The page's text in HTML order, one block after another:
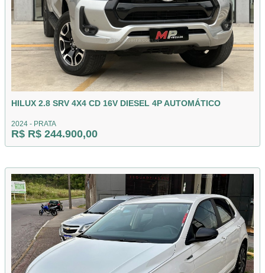
HILUX 2.8 SRV 4X4 CD 16V DIESEL 4P AUTOMÁTICO
2024 - PRATA
R$ R$ 244.900,00